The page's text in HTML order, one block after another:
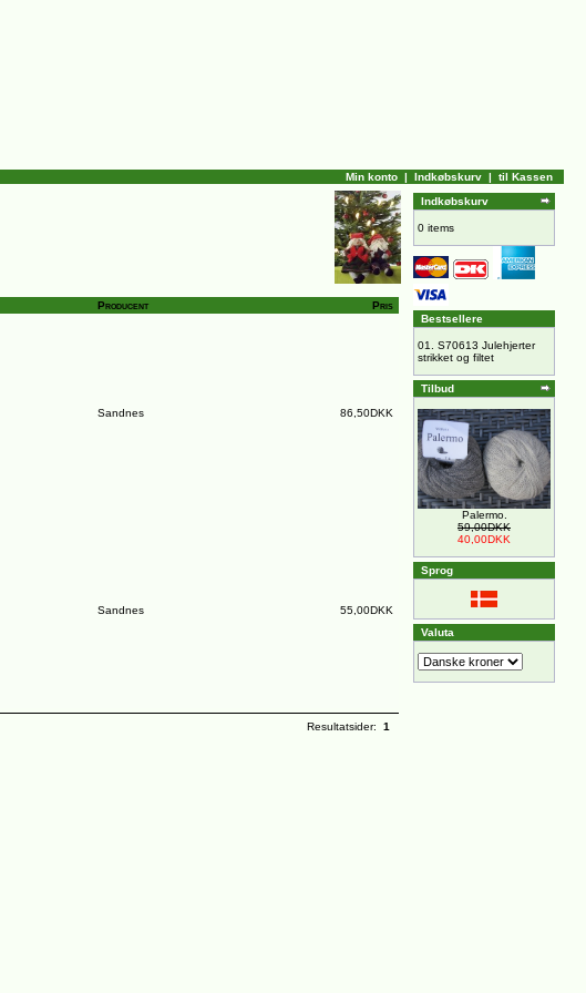
Min konto | Indkøbskurv | til Kassen
Producent Pris
Sandnes 86,50DKK
Sandnes 55,00DKK
Resultatsider: 1
Indkøbskurv
0 items
Bestsellere
01. S70613 Julehjerter
strikket og filtet
Tilbud
Palermo.
59,00DKK
40,00DKK
Sprog
Valuta